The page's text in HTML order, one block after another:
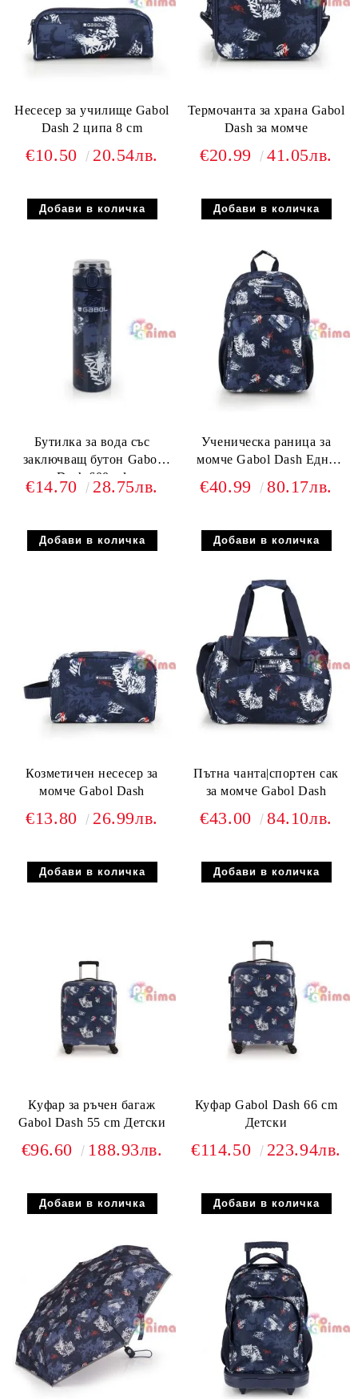
Несесер за училище Gabol
Dash 2 ципа 8 сm
€10.50 20.54лв.
Термочанта за храна Gabol
Dash за момче
€20.99 41.05лв.
Бутилка за вода със
заключващ бутон Gabol
Dash 600 ml
€14.70 28.75лв.
Ученическа раница за
момче Gabol Dash Едно
полиестерен гръб
€40.99 80.17лв.
Козметичен несесер за
момче Gabol Dash
€13.80 26.99лв.
Пътна чанта|спортен сак
за момче Gabol Dash
€43.00 84.10лв.
Куфар за ръчен багаж
Gabol Dash 55 cm Детски
€96.60 188.93лв.
Куфар Gabol Dash 66 cm
Детски
€114.50 223.94лв.